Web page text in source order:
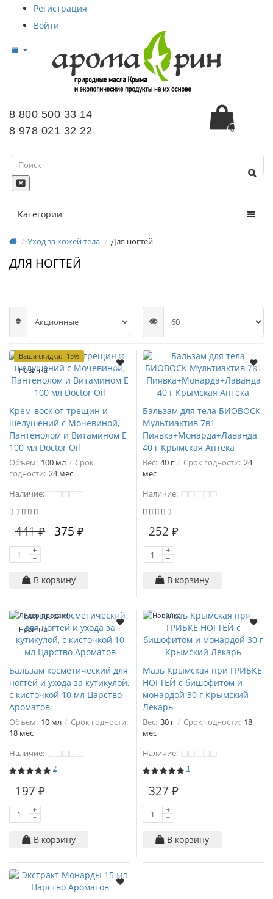
Регистрация
Войти
8 800 500 33 14
8 978 021 32 22
0
Категории
Уход за кожей тела Для ногтей
ДЛЯ НОГТЕЙ
Ваша скидка: -15%
Новинка
Крем-воск от трещин и
шелушений с Мочевиной,
Пантенолом и Витамином Е
100 мл Doctor Oil
Объем: 100 мл
Срок
годности: 24 мес
Наличие:
441 ₽ 375 ₽
В корзину
Бальзам для тела БИОВОСК
Мультиактив 7в1
Пиявка+Монарда+Лаванда
40 г Крымская Аптека
Вес: 40 г Срок годности: 24
мес
Наличие:
252 ₽
В корзину
Лидер продаж!
Новинка
Бальзам косметический для
ногтей и ухода за кутикулой,
с кисточкой 10 мл Царство
Ароматов
Объем: 10 мл
Срок годности:
18 мес
Наличие:
2
197 ₽
В корзину
Новинка
Мазь Крымская при ГРИБКЕ
НОГТЕЙ с бишофитом и
монардой 30 г Крымский
Лекарь
Вес: 30 г Срок годности: 18
мес
Наличие:
1
327 ₽
В корзину